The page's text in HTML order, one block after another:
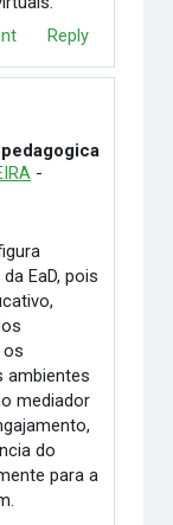
Reply
-
EaD, pois
os
ambientes
mediador
do
para a